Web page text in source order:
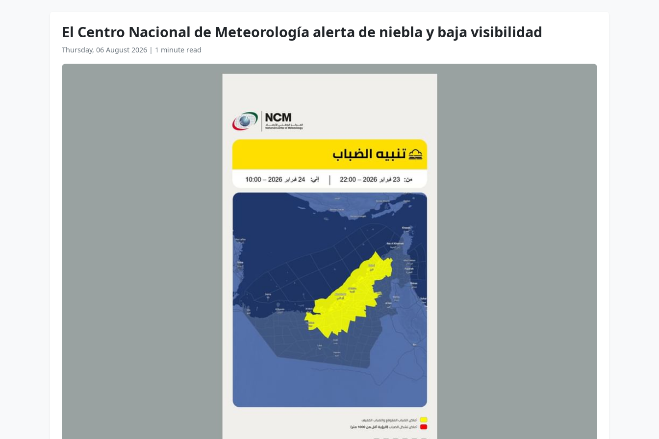
El Centro Nacional de Meteorología alerta de niebla y baja visibilidad
Thursday, 06 August 2026 | 1 minute read